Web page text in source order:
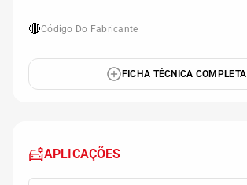
🔴Código Do Fabricante
FICHA TÉCNICA COMPLETA
APLICAÇÕES